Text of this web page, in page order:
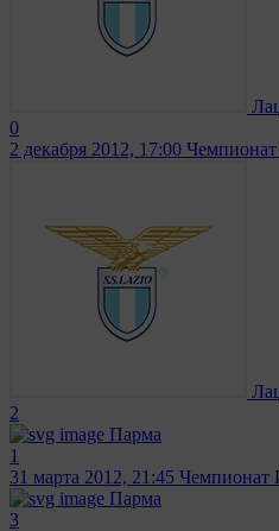
0
2 декабря 2012, 17:00
2
Парма
1
31 марта 2012, 21:45 Чемпионат
Парма
3